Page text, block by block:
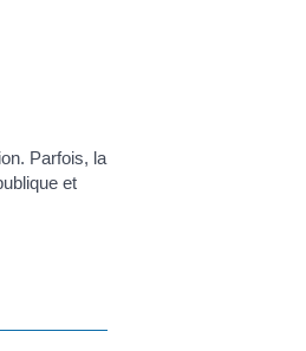
Parfois, la
et